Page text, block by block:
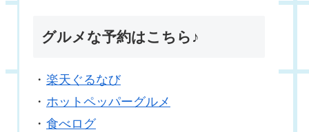
グルメな予約はこちら♪
・ 楽天ぐるなび
・ ホットペッパーグルメ
・ 食べログ